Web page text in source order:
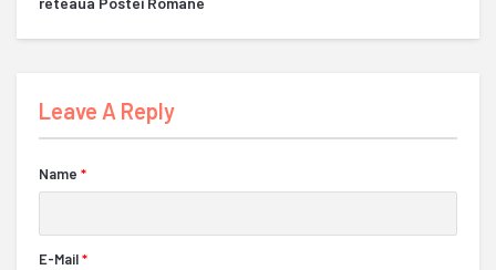
Leave A Reply
Name *
E-Mail*